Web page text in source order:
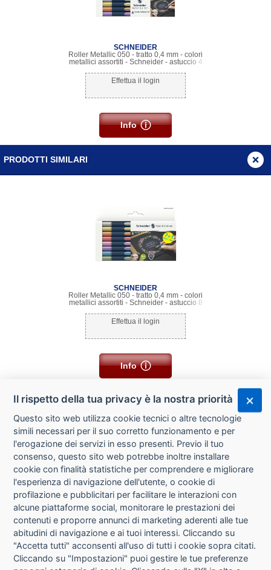
SCHNEIDER
Roller Metallic 050 - tratto 0,4 mm - colori
metallici assortiti - Schneider - astuccio 4
Effettua il login
Info
PRODOTTI SIMILARI
SCHNEIDER
Roller Metallic 050 - tratto 0,4 mm - colori
metallici assortiti - Schneider - astuccio 8
Effettua il login
Info
CHI SIAMO
CONTATTI
CONDIZIONI DI VENDITA
Il rispetto della tua privacy è la nostra priorità
Questo sito web utilizza cookie tecnici o altre tecnologie
simili necessari per il suo corretto funzionamento e per
l'erogazione dei servizi in esso presenti. Previo il tuo
consenso, questo sito web potrebbe inoltre installare
cookie con finalità statistiche per comprendere e migliorare
l'esperienza di navigazione dell'utente, o cookie di
profilazione e pubblicitari per facilitare le interazioni con
alcune piattaforme social, monitorare le prestazioni dei
contenuti e proporre annunci di marketing aderenti alle tue
abitudini di navigazione e ai tuoi interessi. Cliccando su
"Accetta tutti" acconsenti all'uso di tutti i cookie sopra citati.
Cliccando su "Impostazioni" puoi gestire le tue preferenze